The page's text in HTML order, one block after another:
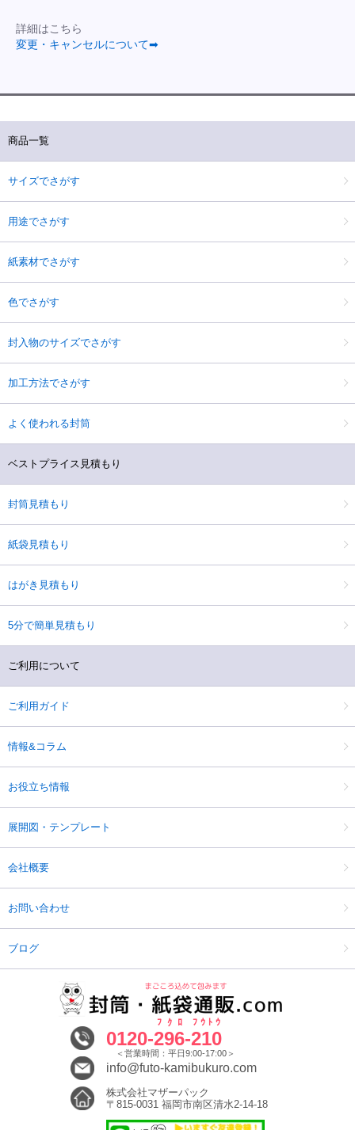
詳細はこちら
変更・キャンセルについて➡
商品一覧
サイズでさがす
用途でさがす
紙素材でさがす
色でさがす
封入物のサイズでさがす
加工方法でさがす
よく使われる封筒
ベストプライス見積もり
封筒見積もり
紙袋見積もり
はがき見積もり
5分で簡単見積もり
ご利用について
ご利用ガイド
情報&コラム
お役立ち情報
展開図・テンプレート
会社概要
お問い合わせ
ブログ
0120-296
ﾌｸﾛ
-210
ﾌｳﾄｳ
＜営業時間：平日9:00-17:00＞
info@futo-kamibukuro.com
株式会社マザーパック
〒815-0031 福岡市南区清水2-14-18